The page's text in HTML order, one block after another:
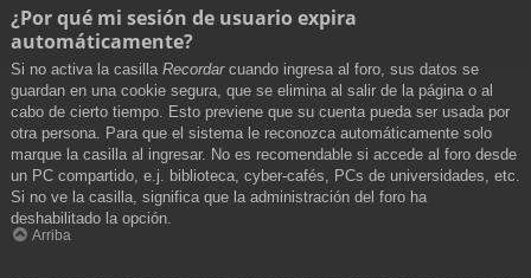
¿Por qué mi sesión de usuario expira
automáticamente?
Si no activa la casilla Recordarcuando ingresa al foro, sus datos se
guardan en una cookie segura, que se elimina al salir de la página o al
cabo de cierto tiempo. Esto previene que su cuenta pueda ser usada por
otra persona. Para que el sistema le reconozca automáticamente solo
marque la casilla al ingresar. No es recomendable si accede al foro desde
un PC compartido, e.j. biblioteca, cyber-cafés, PCs de universidades, etc.
Si no ve la casilla, significa que la administración del foro ha
deshabilitado la opción.
Arriba